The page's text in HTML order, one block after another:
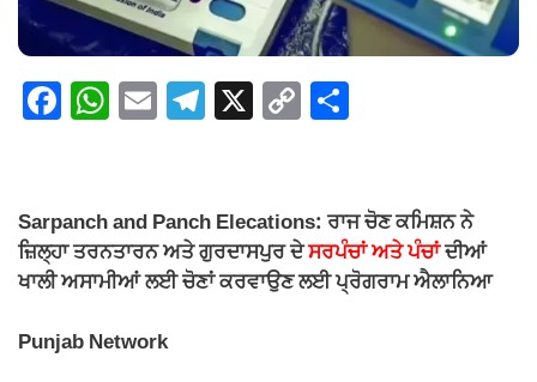
F
e
b
o
o
W
s
A
p
p
E T
gr
a
m
X C
y
Li
n
e
Sarpanch and Panch Elecations: ਰਾਜ ਚੋਣ ਕਮਿਸ਼ਨ ਨੇ
ਜ਼ਿਲ੍ਹਾ ਤਰਨਤਾਰਨ ਅਤੇ ਗੁਰਦਾਸਪੁਰ ਦੇਸਰਪੰਚਾਂ ਅਤੇ ਪੰਚਾਂਦੀਆਂ
ਖਾਲੀ ਅਸਾਮੀਆਂ ਲਈ ਚੋਣਾਂ ਕਰਵਾਉਣ ਲਈ ਪ੍ਰੋਗਰਾਮ ਐਲਾਨਿਆ
Punjab Network